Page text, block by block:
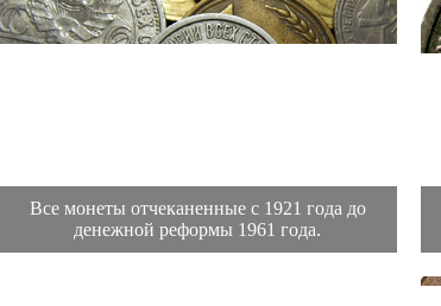
Все монеты отчеканенные с 1921 года до
денежной реформы 1961 года.